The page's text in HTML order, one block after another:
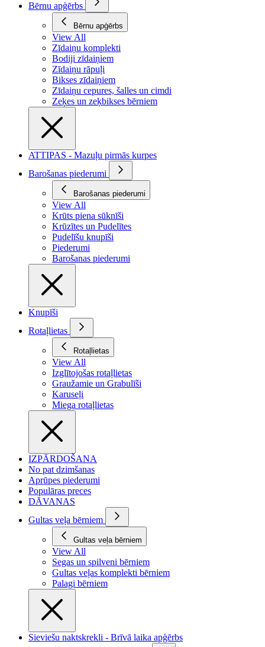
Bērnu apģērbs
Bērnu apģērbs
View All
Zīdaiņu komplekti
Bodiji zīdaiņiem
Zīdaiņu rāpuļi
Bikses zīdaiņiem
Zīdaiņu cepures, šalles un cimdi
Zeķes un zeķbikses bērniem
ATTIPAS - Mazuļu pirmās kurpes
Barošanas piederumi
Barošanas piederumi
View All
Krūts piena sūknīši
Krūzītes un Pudelītes
Pudelīšu knupīši
Piederumi
Barošanas piederumi
Knupīši
Rotaļlietas
Rotaļlietas
View All
Izglītojošas rotaļlietas
Graužamie un Grabulīši
Karuseļi
Miega rotaļlietas
IZPĀRDOŠANA
No pat dzimšanas
Aprūpes piederumi
Populāras preces
DĀVANAS
Gultas veļa bērniem
Gultas veļa bērniem
View All
Segas un spilveni bērniem
Gultas veļas komplekti bērniem
Palagi bērniem
Sieviešu naktskrekli - Brīvā laika apģērbs